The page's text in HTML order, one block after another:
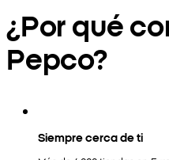
¿Por qué
Pepco?
Siempre cerca de ti